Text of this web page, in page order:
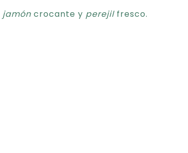
jamón crocante y perejilfresco.